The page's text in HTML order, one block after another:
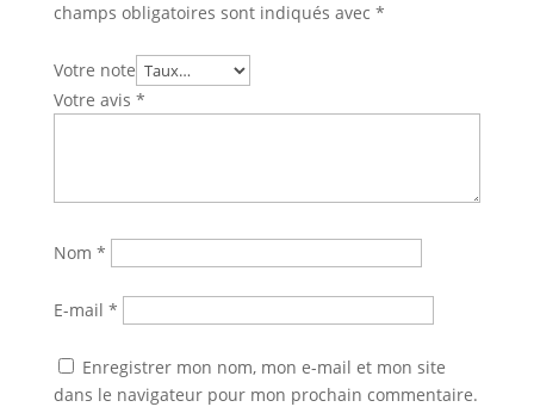
champs obligatoires sont indiqués avec *
Votre note
Votre avis *
Nom *
E-mail *
Enregistrer mon nom, mon e-mail et mon site
dans le navigateur pour mon prochain commentaire.